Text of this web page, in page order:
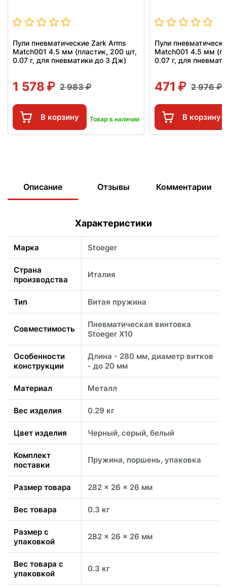
Пули пневматические Zark Arms
Match001 4.5 мм (пластик, 200 шт,
0.07 г, для пневматики до 3 Дж)
1 578 2 983
В корзину Товар в наличии
Пули
Match001 4.5 мм
0.07 г, для
471 2 976
В корзину
Описание Отзывы Комментарии
Характеристики
Марка Stoeger
Страна
производства
Италия
Тип Витая пружина
Совместимость
Пневматическая винтовка
Stoeger X10
Особенности
конструкции
Длина - 280 мм, диаметр витков
- до 20 мм
Материал Металл
Вес изделия 0.29 кг
Цвет изделия Черный, серый, белый
Комплект
поставки
Пружина, поршень, упаковка
Размер товара 282 x 26 x 26 мм
Вес товара 0.3 кг
Размер с
упаковкой
282 x 26 x 26 мм
Вес товара с
упаковкой
0.3 кг